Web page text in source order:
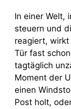
In einer Welt,
steuern und
reagiert, wirkt
Tür fast
tagtäglich
Moment der
einen
Post holt,